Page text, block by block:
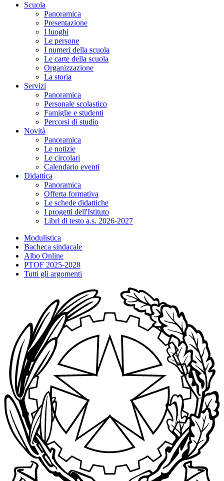
Scuola
Panoramica
Presentazione
I luoghi
Le persone
I numeri della scuola
Le carte della scuola
Organizzazione
La storia
Servizi
Panoramica
Personale scolastico
Famiglie e studenti
Percorsi di studio
Novità
Panoramica
Le notizie
Le circolari
Calendario eventi
Didattica
Panoramica
Offerta formativa
Le schede didattiche
I progetti dell'Istituto
Libri di testo a.s. 2026-2027
Modulistica
Bacheca sindacale
Albo Online
PTOF 2025-2028
Tutti gli argomenti